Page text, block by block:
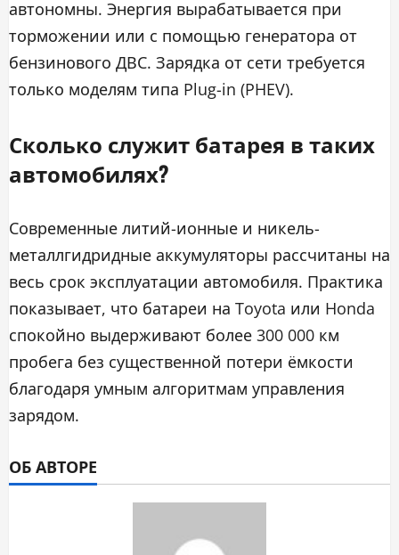
автономны. Энергия вырабатывается при
торможении или с помощью генератора от
бензинового ДВС. Зарядка от сети требуется
только моделям типа Plug-in (PHEV).
Сколько служит батарея в таких
автомобилях?
Современные литий-ионные и никель-
металлгидридные аккумуляторы рассчитаны на
весь срок эксплуатации автомобиля. Практика
показывает, что батареи на Toyota или Honda
спокойно выдерживают более 300 000 км
пробега без существенной потери ёмкости
благодаря умным алгоритмам управления
зарядом.
ОБ АВТОРЕ